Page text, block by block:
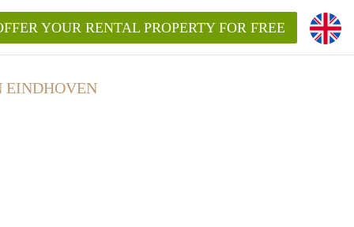
YOUR RENTAL PROPERTY FOR FREE
EINDHOVEN